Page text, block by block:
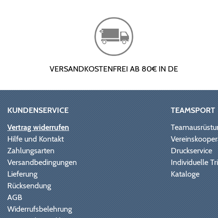
VERSANDKOSTENFREI AB 80€ IN DE
KUNDENSERVICE
Vertrag widerrufen
Hilfe und Kontakt
Zahlungsarten
Versandbedingungen
Lieferung
Rücksendung
AGB
Widerrufsbelehrung
TEAMSPORT
Druckservice
Individuelle
Kataloge